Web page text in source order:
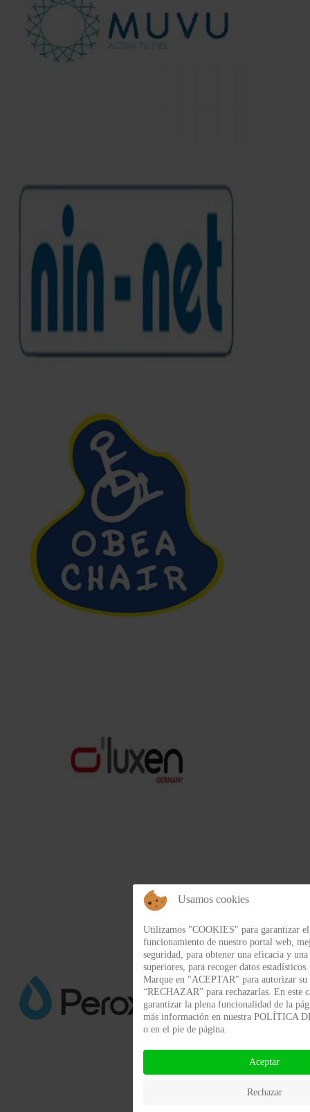
Usamos cookies
Utilizamos "COOKIES" para garantizar
funcionamiento de nuestro portal web,
seguridad, para obtener una eficacia y
superiores, para recoger datos estadísticos.
Marque en "ACEPTAR" para autorizar su
“RECHAZAR” para rechazarlas. En este
garantizar la plena funcionalidad de la
más información en nuestra POLÍTICA
o en el pie de página.
Aceptar
Rechazar